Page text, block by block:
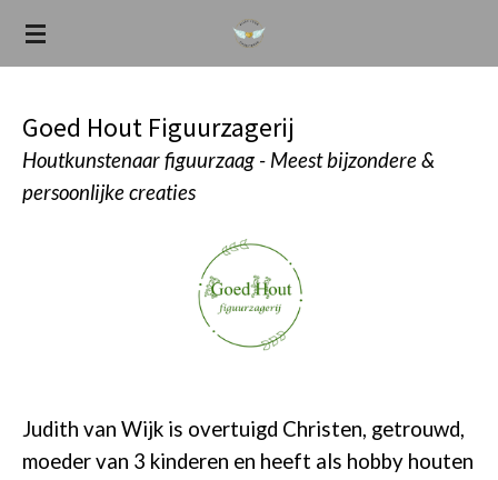
Ga
de
hoofdinhoud
Goed Hout Figuurzagerij
Houtkunstenaar figuurzaag - Meest bijzondere &
persoonlijke creaties
Judith van Wijk is overtuigd Christen, getrouwd,
moeder van 3 kinderen en heeft als hobby houten